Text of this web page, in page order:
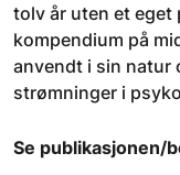
tolv år uten et eget
kompendium på
anvendt i sin natur
strømninger i
Se publikasjonen/